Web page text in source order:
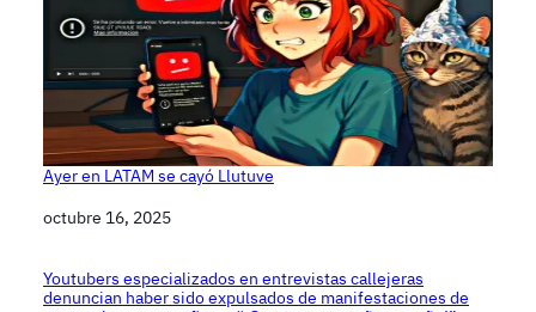
Ayer en LATAM se cayó Llutuve
Fecha
octubre 16, 2025
Youtubers especializados en entrevistas callejeras
denuncian haber sido expulsados de manifestaciones de